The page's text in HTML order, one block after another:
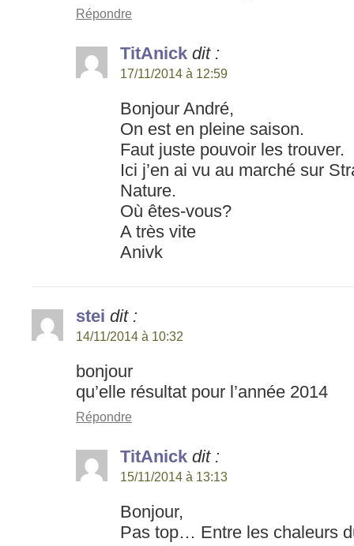
Répondre
TitAnick dit :
17/11/2014 à 12:59
Bonjour André,
On est en pleine saison.
Faut juste pouvoir les trouver.
Ici j’en ai vu au marché sur
Nature.
Où êtes-vous?
A très vite
Anivk
stei dit :
14/11/2014 à 10:32
bonjour
qu’elle résultat pour l’année 2014
Répondre
TitAnick dit :
15/11/2014 à 13:13
Bonjour,
Pas top… Entre les chaleurs